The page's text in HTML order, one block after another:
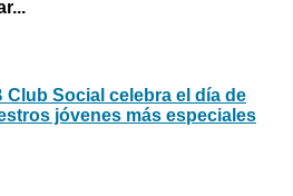
Club Social celebra el día de
jóvenes más especiales